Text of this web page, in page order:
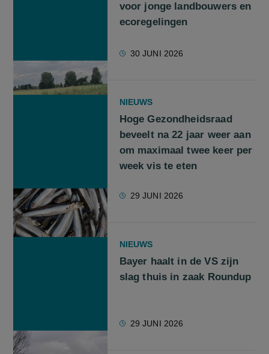
voor jonge landbouwers en
ecoregelingen
30 JUNI 2026
NIEUWS
Hoge Gezondheidsraad
beveelt na 22 jaar weer aan
om maximaal twee keer per
week vis te eten
29 JUNI 2026
NIEUWS
Bayer haalt in de VS zijn
slag thuis in zaak Roundup
29 JUNI 2026